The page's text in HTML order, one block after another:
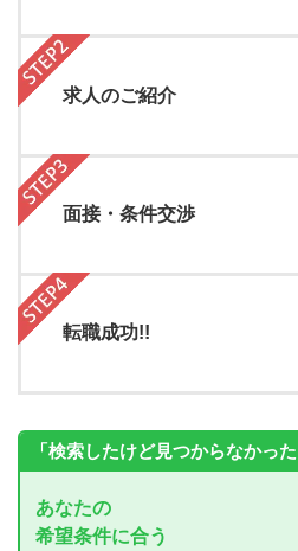
求人のご紹介
面接・条件交渉
転職成功!!
「検索したけど見つからなかった
あなたの
希望条件に合う